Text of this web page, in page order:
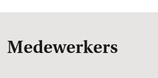
Medewerkers